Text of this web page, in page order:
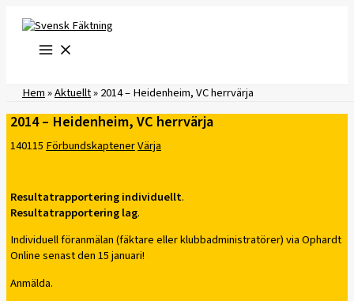
innehåll
Hem»Aktuellt»2014 – Heidenheim, VC herrvärja
2014 – Heidenheim, VC herrvärja
140115FörbundskaptenerVärja
Resultatrapportering individuellt.
Resultatrapportering lag.
Individuell föranmälan (fäktare eller klubbadministratörer) via Ophardt
Online senast den 15 januari!
Anmälda.